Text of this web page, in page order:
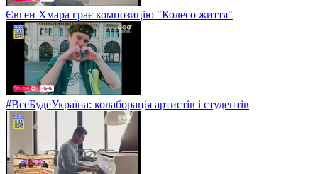
Євген Хмара грає композицію "Колесо життя"
#ВсеБудеУкраїна: колаборація артистів і студентів